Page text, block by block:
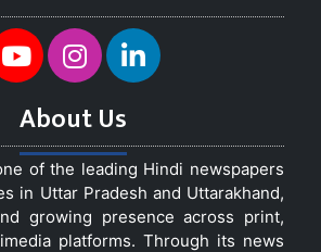
About Us
of the leading Hindi newspapers
in Uttar Pradesh and Uttarakhand,
growing presence across print,
platforms. Through its news